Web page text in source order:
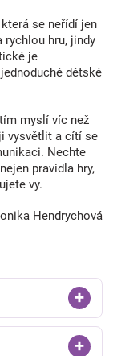
se neřídí jen
rychlou hru, jindy
je
dětské
myslí víc než
vysvětlit a cítí se
Nechte
pravidla hry,
vy.
Hendrychová